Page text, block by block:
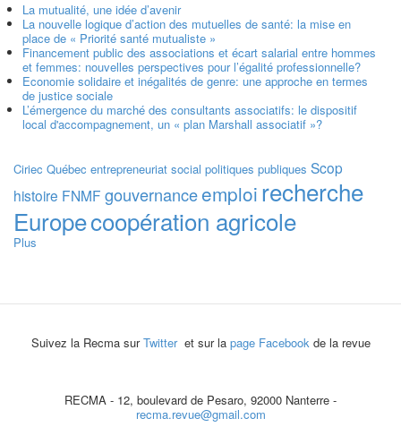
La mutualité, une idée d’avenir
La nouvelle logique d’action des mutuelles de santé: la mise en
place de « Priorité santé mutualiste »
Financement public des associations et écart salarial entre hommes
et femmes: nouvelles perspectives pour l’égalité professionnelle?
Economie solidaire et inégalités de genre: une approche en termes
de justice sociale
L’émergence du marché des consultants associatifs: le dispositif
local d'accompagnement, un « plan Marshall associatif »?
Ciriec Québec entrepreneuriat social politiques publiques Scop
histoire FNMF gouvernanceemploi recherche
Europecoopération agricole
Plus
Suivez la Recma surTwitter et sur la page Facebookde la revue
RECMA - 12, boulevard de Pesaro, 92000 Nanterre -
recma.revue@gmail.com